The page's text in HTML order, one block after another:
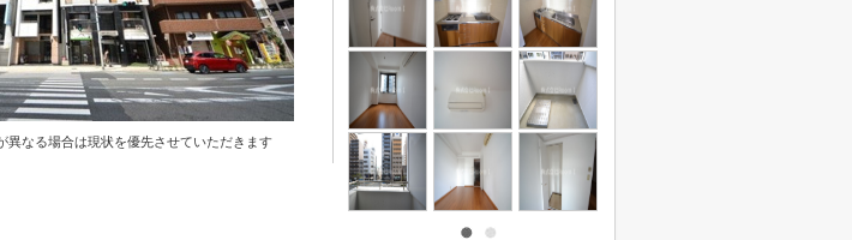
なる場合は現状を優先させていただきます